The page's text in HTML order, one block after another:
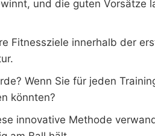
und die guten Vorsätze
Fitnessziele innerhalb der
Wenn Sie für jeden
könnten?
innovative Methode